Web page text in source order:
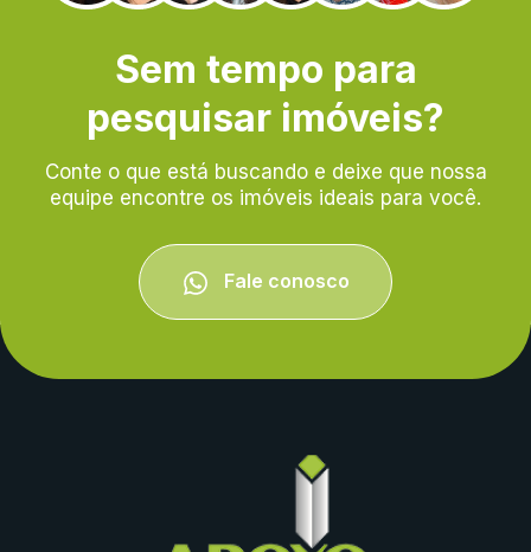
Sem tempo para
pesquisar imóveis?
Conte o que está buscando e deixe que nossa
equipe encontre os imóveis ideais para você.
Fale conosco